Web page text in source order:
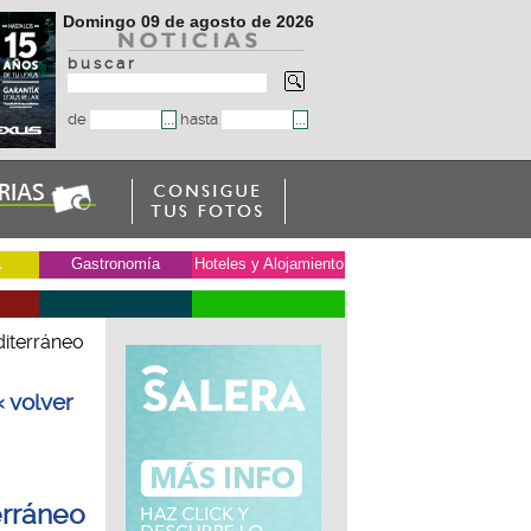
Domingo 09 de agosto de 2026
b u s c a r
de hasta
Gastronomía Hoteles y Alojamiento
volver